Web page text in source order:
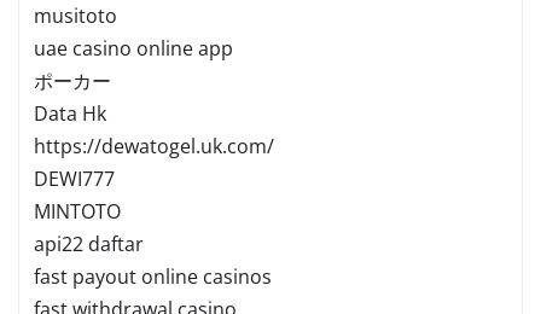
musitoto
uae casino online app
ポーカー
Data Hk
https://dewatogel.uk.com/
DEWI777
MINTOTO
api22 daftar
fast payout online casinos